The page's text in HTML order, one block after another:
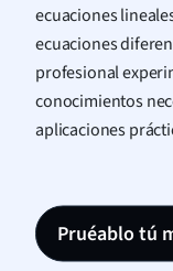
ecuaciones
ecuaciones
profesional
conocimientos
aplicaciones
Pruéablo tú